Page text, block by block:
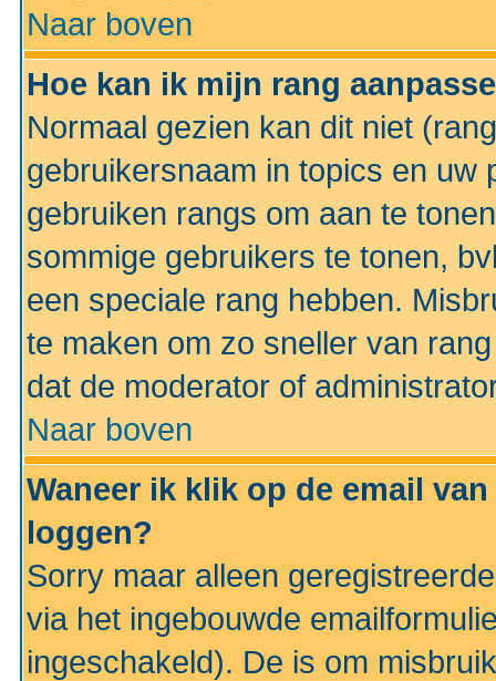
Naar boven
Hoe kan ik mijn rang
Normaal gezien kan dit niet
gebruikersnaam in topics en uw
gebruiken rangs om aan te
sommige gebruikers te tonen,
een speciale rang hebben.
te maken om zo sneller van
dat de moderator of
Naar boven
Waneer ik klik op de email
loggen?
Sorry maar alleen
via het ingebouwde
ingeschakeld). De is om